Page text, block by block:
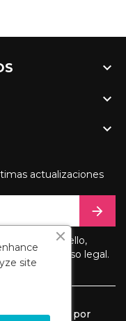



actualizaciones
Para ello,
en el aviso legal.
desarrollado por
site